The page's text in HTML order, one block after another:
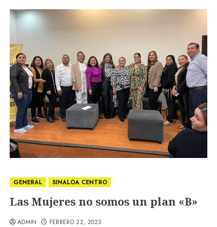
GENERAL SINALOA CENTRO
Las Mujeres no somos un plan «B»
ADMIN FEBRERO 22, 2023